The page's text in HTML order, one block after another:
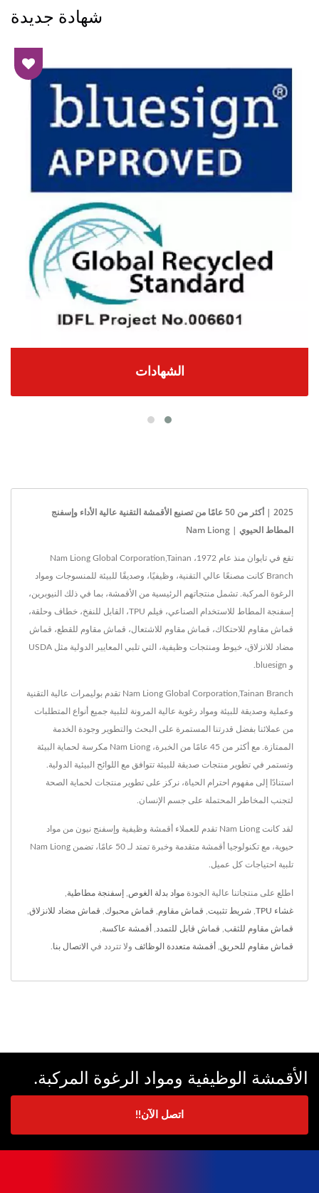
شهادة جديدة
الشهادات
2025 | أكثر من 50 عامًا من تصنيع الأقمشة التقنية عالية الأداء وإسفنج
المطاط الحيوي | Nam Liong
تقع في تايوان منذ عام 1972، Nam Liong Global Corporation,Tainan
Branch كانت مصنعًا عالي التقنية، وظيفيًا، وصديقًا للبيئة للمنسوجات ومواد
الرغوة المركبة. تشمل منتجاتهم الرئيسية من الأقمشة، بما في ذلك النيوبرين،
إسفنجة المطاط للاستخدام الصناعي، فيلم TPU، القابل للنفخ، خطاف وحلقة،
قماش مقاوم للاحتكاك، قماش مقاوم للاشتعال، قماش مقاوم للقطع، قماش
مضاد للانزلاق، خيوط ومنتجات وظيفية، التي تلبي المعايير الدولية مثل USDA
و bluesign.
Nam Liong Global Corporation,Tainan Branch تقدم بوليمرات عالية التقنية
وعملية وصديقة للبيئة ومواد رغوية عالية المرونة لتلبية جميع أنواع المتطلبات
من عملائنا بفضل قدرتنا المستمرة على البحث والتطوير وجودة الخدمة
الممتازة. مع أكثر من 45 عامًا من الخبرة، Nam Liong مكرسة لحماية البيئة
وتستمر في تطوير منتجات صديقة للبيئة تتوافق مع اللوائح البيئية الدولية.
استنادًا إلى مفهوم احترام الحياة، نركز على تطوير منتجات لحماية الصحة
لتجنب المخاطر المحتملة على جسم الإنسان.
لقد كانت Nam Liong تقدم للعملاء أقمشة وظيفية وإسفنج نيون من مواد
حيوية، مع تكنولوجيا أقمشة متقدمة وخبرة تمتد لـ 50 عامًا، تضمن Nam Liong
تلبية احتياجات كل عميل.
اطلع على منتجاتنا عالية الجودة مواد بدلة الغوص إسفنجة مطاطية
غشاء TPU شريط تثبيت قماش مقاوم قماش محبوك قماش مضاد للانزلاق
قماش مقاوم للثقب قماش قابل للتمدد أقمشة عاكسة
قماش مقاوم للحريق أقمشة متعددة الوظائف ولا تتردد في الاتصال بنا
الأقمشة الوظيفية ومواد الرغوة المركبة.
اتصل الآن!!